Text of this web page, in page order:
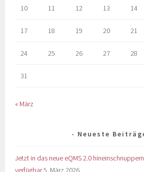
10 11 12 13 14
17 18 19 20 21
24 25 26 27 28
31
« März
Neueste
Jetzt in das neue eQMS 2.0
verfügbar5. März 2026